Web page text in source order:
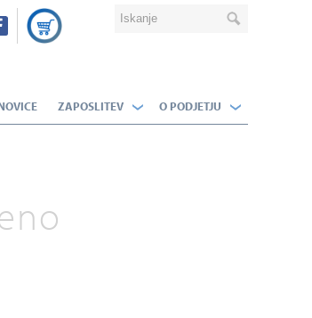
ZAPOSLITEV O PODJETJU